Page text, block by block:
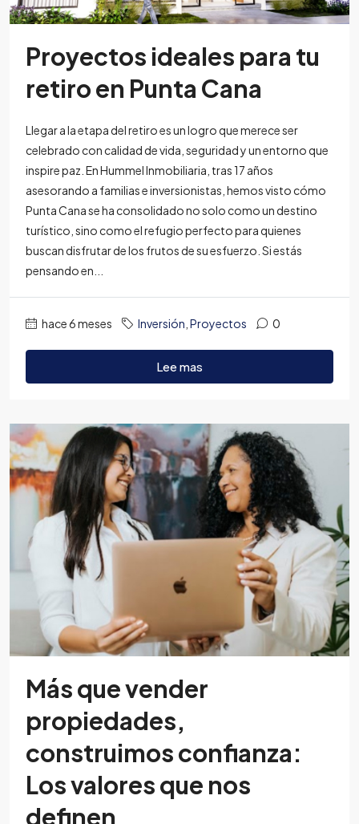
Proyectos ideales para tu
retiro en Punta Cana
Llegar a la etapa del retiro es un logro que merece ser
celebrado con calidad de vida, seguridad y un entorno que
inspire paz. En Hummel Inmobiliaria, tras 17 años
asesorando a familias e inversionistas, hemos visto cómo
Punta Cana se ha consolidado no solo como un destino
turístico, sino como el refugio perfecto para quienes
buscan disfrutar de los frutos de su esfuerzo. Si estás
pensando en...
hace 6 meses Inversión Proyectos 0
Lee mas
Más que vender
propiedades,
construimos confianza:
Los valores que nos
definen